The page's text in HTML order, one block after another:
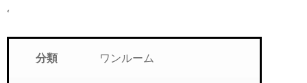
‘
分類 ワンルーム